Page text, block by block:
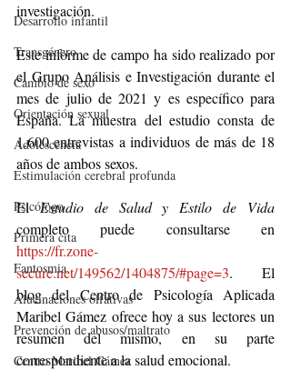
Desarrollo infantil
Transgénero
Cambio de sexo
Orientación sexual
Adolescencia
Estimulación cerebral profunda
Psicólogo
Primera cita
Fantosmia
Alucinaciones olfativas
Prevención de abusos/maltrato
Centro Maribel Gámez
investigación.
Este informe de campo ha sido realizado por
el Grupo Análisis e Investigación durante el
mes de julio de 2021 y es específico para
España. La muestra del estudio consta de
1.600 entrevistas a individuos de más de 18
años de ambos sexos.
El Estudio de Salud y Estilo de Vida
https://fr.zone-
secure.net/149562/1404875/#page=3. El
blog del Centro de Psicología Aplicada
Maribel Gámez ofrece hoy a sus lectores un
resumen del mismo, en su parte
correspondiente a la salud emocional.